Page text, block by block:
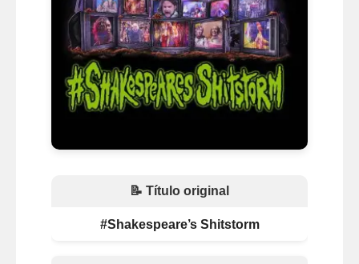
📝 Título original
#Shakespeare’s Shitstorm